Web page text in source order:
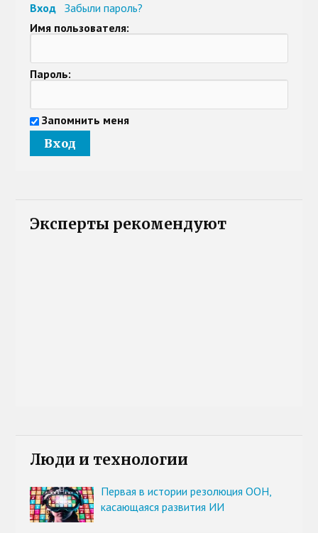
Вход
Забыли пароль?
Имя пользователя:
Пароль:
Запомнить меня
Эксперты рекомендуют
Люди и технологии
Первая в истории резолюция ООН,
касающаяся развития ИИ